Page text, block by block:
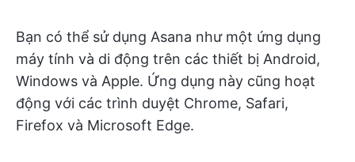
Bạn có thể sử dụng Asana như một ứng dụng
máy tính và di động trên các thiết bị Android,
Windows và Apple. Ứng dụng này cũng hoạt
động với các trình duyệt Chrome, Safari,
Firefox và Microsoft Edge.